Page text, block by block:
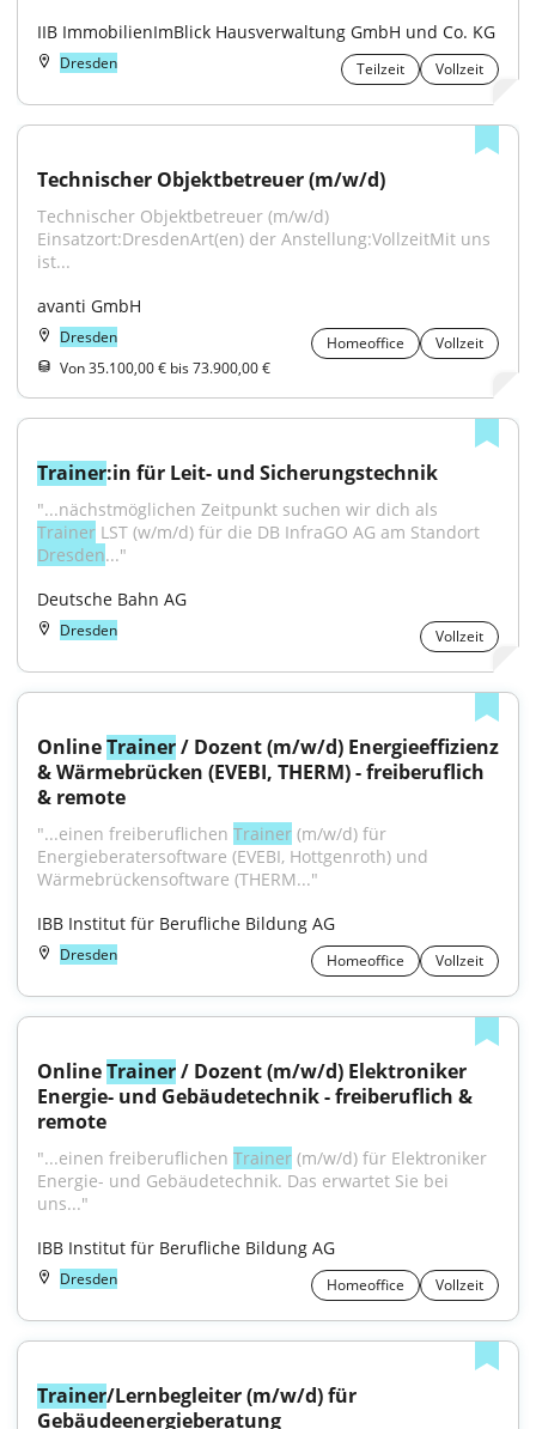
IIB ImmobilienImBlick Hausverwaltung GmbH und Co. KG
Dresden Teilzeit Vollzeit
Technischer Objektbetreuer (m/w/d)
Technischer Objektbetreuer (m/w/d)
Einsatzort:DresdenArt(en) der Anstellung:VollzeitMit uns
ist...
avanti GmbH
Dresden Homeoffice
Vollzeit
Von 35.100,00 € bis 73.900,00 €
Trainer:in für Leit- und Sicherungstechnik
Trainer
Dresden..."
Deutsche Bahn AG
Dresden Vollzeit
Online Trainer / Dozent (m/w/d) Energieeffizienz
& Wärmebrücken (EVEBI, THERM) - freiberuflich
& remote
"...einen freiberuflichen Trainer (m/w/d) für
Energieberatersoftware (EVEBI, Hottgenroth) und
Wärmebrückensoftware (THERM..."
IBB Institut für Berufliche Bildung AG
Dresden Homeoffice Vollzeit
Online Trainer / Dozent (m/w/d) Elektroniker
Energie- und Gebäudetechnik - freiberuflich &
remote
"...einen freiberuflichen Trainer (m/w/d) für Elektroniker
Energie- und Gebäudetechnik. Das erwartet Sie bei
uns..."
IBB Institut für Berufliche Bildung AG
Dresden Homeoffice Vollzeit
Trainer/Lernbegleiter (m/w/d) für
Gebäudeenergieberatung